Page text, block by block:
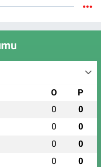
O P
0 0
0 0
0 0
0 0